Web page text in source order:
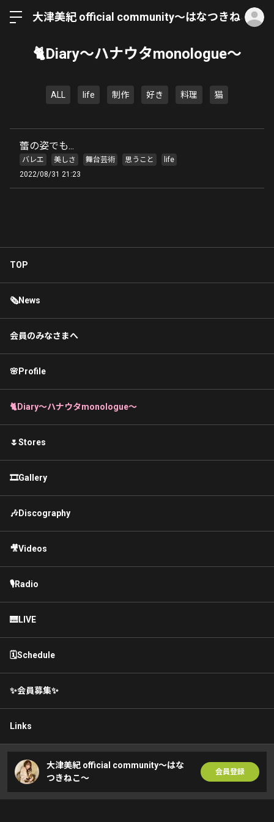
大津美紀 official community〜はなつきねこ〜
🐈Diary〜ハナウタmonologue〜
ALL life 制作 好き 料理 猫
蕾の姿でも...
バレエ 美しさ 舞台芸術 思うこと
life
2022/08/31 21:23
TOP
🗞News
会員のみなさまへ
🌸Profile
🐈Diary〜ハナウタmonologue〜
🌷Stores
🎞Gallery
🎶Discography
🎥Videos
🎙Radio
🎹LIVE
🗓Schedule
✨会員募集✨
Links
大津美紀 official community〜はな
つきねこ〜
会員登録